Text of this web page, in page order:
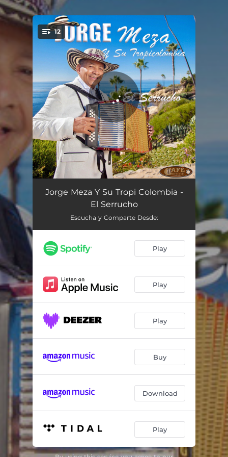
You're all set!
12
Oasis de Amor 03:11
El Serrucho 03:54
Amarillo Azul y Rojo 04:22
Esta Tan Buena 04:08
Alcoholizado 03:10
No Te Vayas Corazón 02:33
A Pesar de Todo 03:19
Cumbia de Cartagena 04:46
La Cumbia de los Ratones 04:52
Jorge Meza Y Su Tropi Colombia -
El Serrucho
Escucha y Comparte Desde:
Play
Play
Play
Buy
Download
Play
.